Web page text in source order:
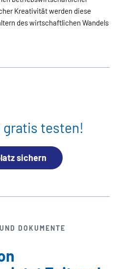
Kreativität werden diese
des wirtschaftlichen Wandels
testen!
sichern
DOKUMENTE